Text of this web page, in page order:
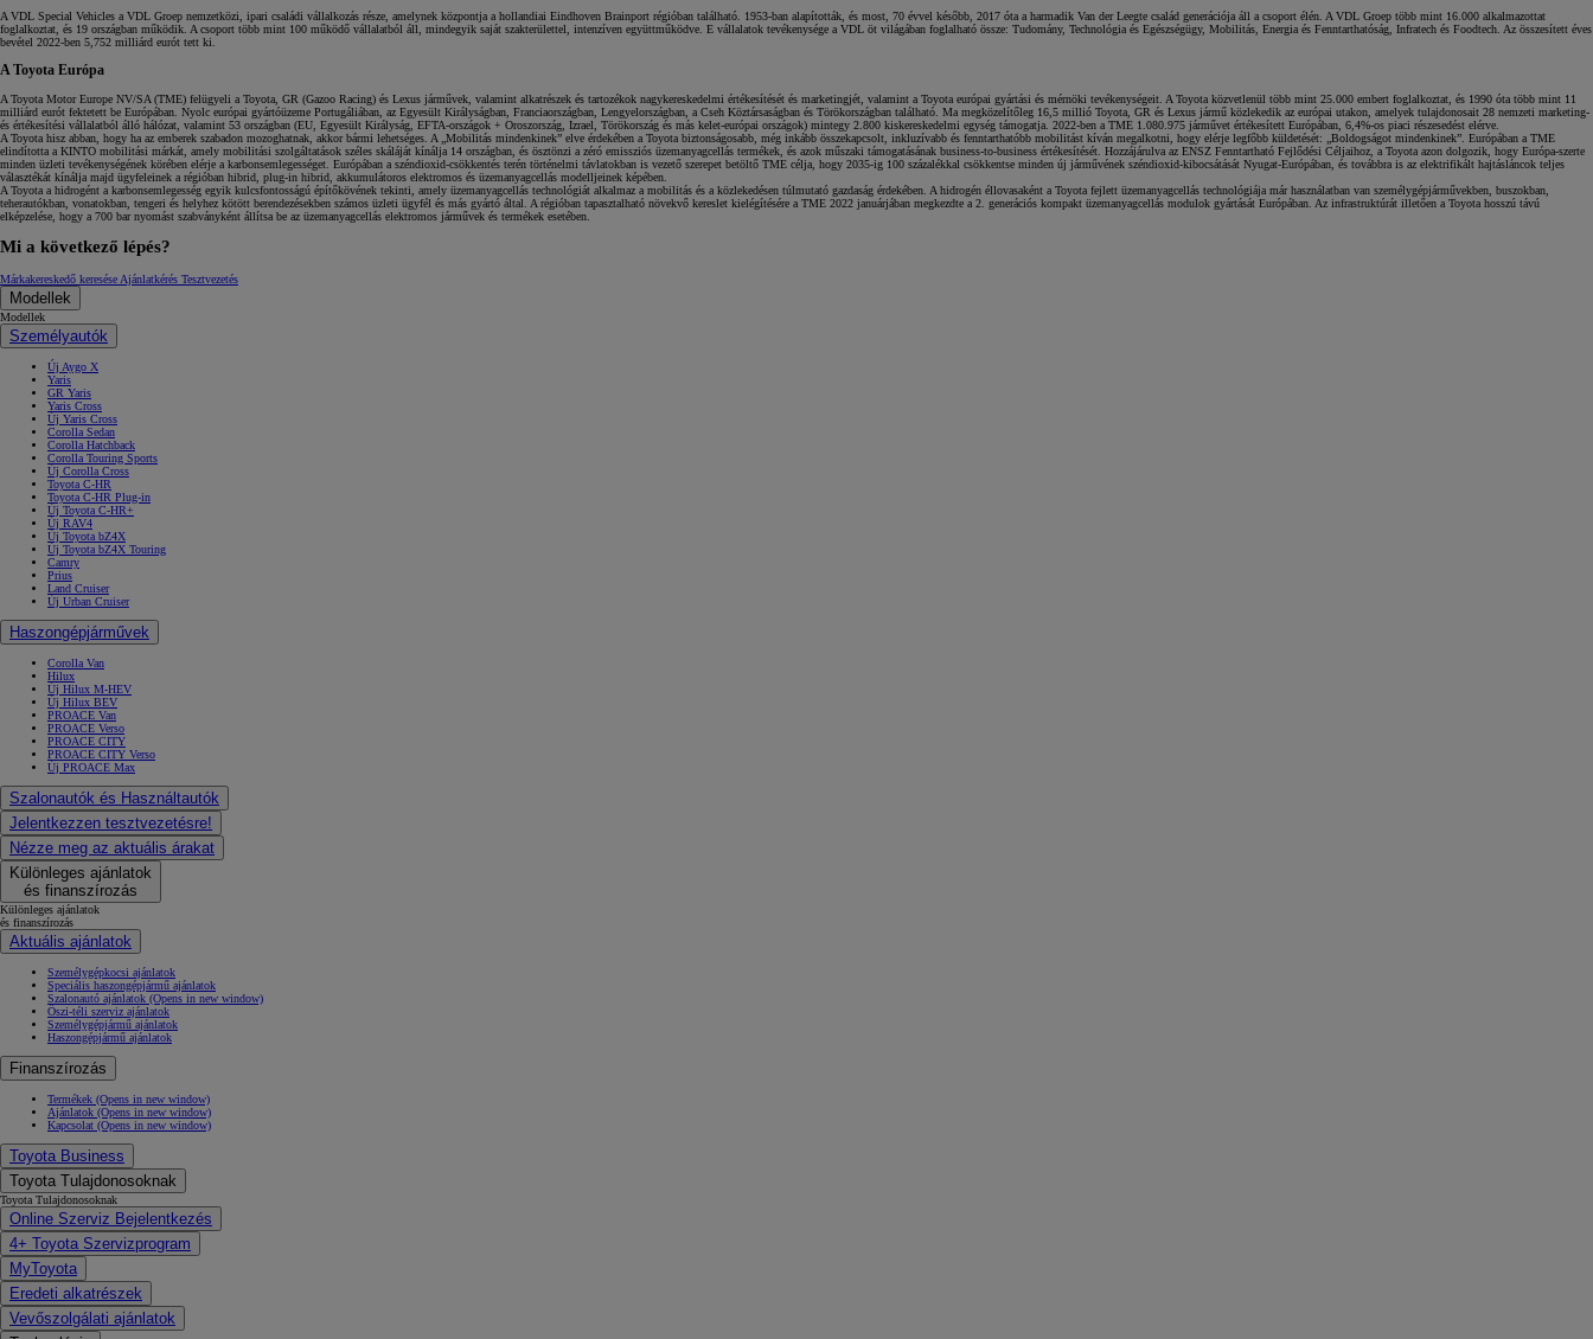
KINTO One
A VDL Special Vehicles a VDL Groep nemzetközi, ipari családi vállalkozás része, amelynek központja a hollandiai Eindhoven Brainport régióban található. 1953-ban alapították, és most, 70 évvel később, 2017 óta a harmadik Van der Leegte család generációja áll a csoport élén. A VDL Groep több mint 16.000 alkalmazottat
foglalkoztat, és 19 országban működik. A csoport több mint 100 működő vállalatból áll, mindegyik saját szakterülettel, intenzíven együttműködve. E vállalatok tevékenysége a VDL öt világában foglalható össze: Tudomány, Technológia és Egészségügy, Mobilitás, Energia és Fenntarthatóság, Infratech és Foodtech. Az összesített éves
bevétel 2022-ben 5,752 milliárd eurót tett ki.
A Toyota Európa
A Toyota Motor Europe NV/SA (TME) felügyeli a Toyota, GR (Gazoo Racing) és Lexus járművek, valamint alkatrészek és tartozékok nagykereskedelmi értékesítését és marketingjét, valamint a Toyota európai gyártási és mérnöki tevékenységeit. A Toyota közvetlenül több mint 25.000 embert foglalkoztat, és 1990 óta több mint 11
milliárd eurót fektetett be Európában. Nyolc európai gyártóüzeme Portugáliában, az Egyesült Királyságban, Franciaországban, Lengyelországban, a Cseh Köztársaságban és Törökországban található. Ma megközelítőleg 16,5 millió Toyota, GR és Lexus jármű közlekedik az európai utakon, amelyek tulajdonosait 28 nemzeti marketing-
és értékesítési vállalatból álló hálózat, valamint 53 országban (EU, Egyesült Királyság, EFTA-országok + Oroszország, Izrael, Törökország és más kelet-európai országok) mintegy 2.800 kiskereskedelmi egység támogatja. 2022-ben a TME 1.080.975 járművet értékesített Európában, 6,4%-os piaci részesedést elérve.
A Toyota hisz abban, hogy ha az emberek szabadon mozoghatnak, akkor bármi lehetséges. A „Mobilitás mindenkinek” elve érdekében a Toyota biztonságosabb, még inkább összekapcsolt, inkluzívabb és fenntarthatóbb mobilitást kíván megalkotni, hogy elérje legfőbb küldetését: „Boldogságot mindenkinek”. Európában a TME
elindította a KINTO mobilitási márkát, amely mobilitási szolgáltatások széles skáláját kínálja 14 országban, és ösztönzi a zéró emissziós üzemanyagcellás termékek, és azok műszaki támogatásának business-to-business értékesítését. Hozzájárulva az ENSZ Fenntartható Fejlődési Céljaihoz, a Toyota azon dolgozik, hogy Európa-szerte
minden üzleti tevékenységének körében elérje a karbonsemlegességet. Európában a széndioxid-csökkentés terén történelmi távlatokban is vezető szerepet betöltő TME célja, hogy 2035-ig 100 százalékkal csökkentse minden új járművének széndioxid-kibocsátását Nyugat-Európában, és továbbra is az elektrifikált hajtásláncok teljes
választékát kínálja majd ügyfeleinek a régióban hibrid, plug-in hibrid, akkumulátoros elektromos és üzemanyagcellás modelljeinek képében.
A Toyota a hidrogént a karbonsemlegesség egyik kulcsfontosságú építőkövének tekinti, amely üzemanyagcellás technológiát alkalmaz a mobilitás és a közlekedésen túlmutató gazdaság érdekében. A hidrogén éllovasaként a Toyota fejlett üzemanyagcellás technológiája már használatban van személygépjárművekben, buszokban,
teherautókban, vonatokban, tengeri és helyhez kötött berendezésekben számos üzleti ügyfél és más gyártó által. A régióban tapasztalható növekvő kereslet kielégítésére a TME 2022 januárjában megkezdte a 2. generációs kompakt üzemanyagcellás modulok gyártását Európában. Az infrastruktúrát illetően a Toyota hosszú távú
elképzelése, hogy a 700 bar nyomást szabványként állítsa be az üzemanyagcellás elektromos járművek és termékek esetében.
Mi a következő lépés?
Márkakereskedő keresése Ajánlatkérés Tesztvezetés
Modellek
Modellek
Személyautók
Új Aygo X
Yaris
GR Yaris
Yaris Cross
Új Yaris Cross
Corolla Sedan
Corolla Hatchback
Corolla Touring Sports
Új Corolla Cross
Toyota C-HR
Toyota C-HR Plug-in
Új Toyota C-HR+
Új RAV4
Új Toyota bZ4X
Új Toyota bZ4X Touring
Camry
Prius
Land Cruiser
Új Urban Cruiser
Haszongépjárművek
Corolla Van
Hilux
Új Hilux M-HEV
Új Hilux BEV
PROACE Van
PROACE Verso
PROACE CITY
PROACE CITY Verso
Új PROACE Max
Szalonautók és Használtautók
Jelentkezzen tesztvezetésre!
Nézze meg az aktuális árakat
Különleges ajánlatok
és finanszírozás
Különleges ajánlatok
és finanszírozás
Aktuális ajánlatok
Személygépkocsi ajánlatok
Speciális haszongépjármű ajánlatok
Szalonautó ajánlatok (Opens in new window)
Őszi-téli szerviz ajánlatok
Személygépjármű ajánlatok
Haszongépjármű ajánlatok
Finanszírozás
Termékek (Opens in new window)
Ajánlatok (Opens in new window)
Kapcsolat (Opens in new window)
Toyota Business
Toyota Tulajdonosoknak
Toyota Tulajdonosoknak
Online Szerviz Bejelentkezés
4+ Toyota Szervizprogram
MyToyota
Eredeti alkatrészek
Vevőszolgálati ajánlatok